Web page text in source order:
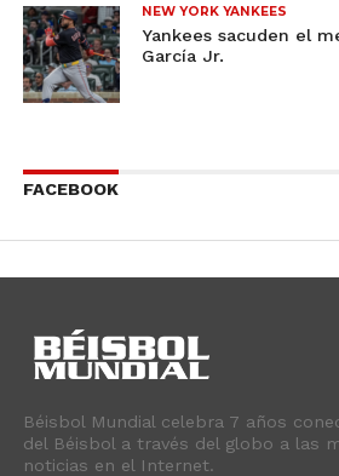
NEW YORK YANKEES
Yankees sacuden el
García Jr.
FACEBOOK
Béisbol Mundial celebra 7 años
del Béisbol a través del globo a las
noticias en el Internet.